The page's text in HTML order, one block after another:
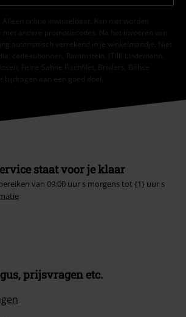
online inwisselbaar. Kan niet worden
andere promotiecodes. Na het invoeren van
automatisch verrekend in je winkelmandje. Niet
cadeaubonnen, Rammstein, (Till) Lindemann,
Feine Sahne Fischfilet, Broilers, Böhse
bijdragen aan een goed doel.
staat voor je klaar
van 09:00 uur s morgens tot {1} uur s
prijsvragen etc.